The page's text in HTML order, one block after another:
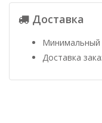
Доставка
Минимальный
Доставка